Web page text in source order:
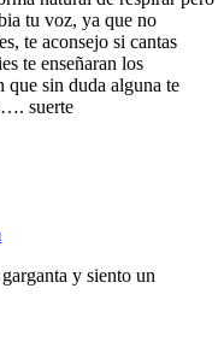
tu voz, ya que no
te aconsejo si cantas
te enseñaran los
que sin duda alguna te
suerte
y siento un